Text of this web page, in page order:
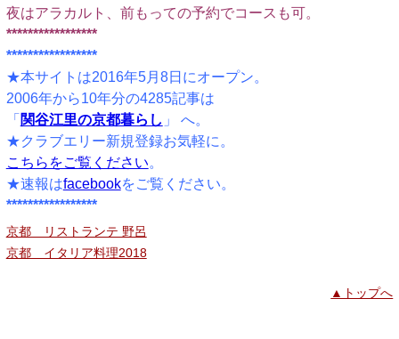
夜はアラカルト、前もっての予約でコースも可。
*****************
*****************
★本サイトは2016年5月8日にオープン。
2006年から10年分の4285記事は
「 関谷江里の京都暮らし 」 へ。
★クラブエリー新規登録お気軽に。
こちらをご覧ください。
★速報はfacebookをご覧ください。
*****************
京都 リストランテ 野呂
京都 イタリア料理2018
▲トップへ